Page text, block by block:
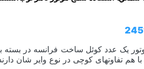
هم تفاوتهای کوچی در نوع وایر شان